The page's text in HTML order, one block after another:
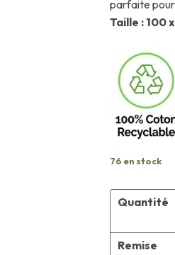
parfaite pour
Taille : 100
76 en stock
Quantité
Remise